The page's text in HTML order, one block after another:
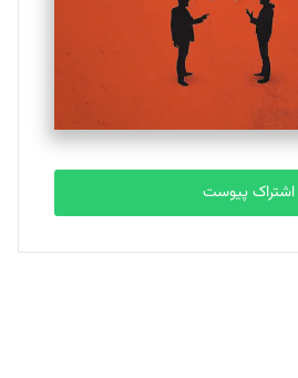
اشتراک پیوست